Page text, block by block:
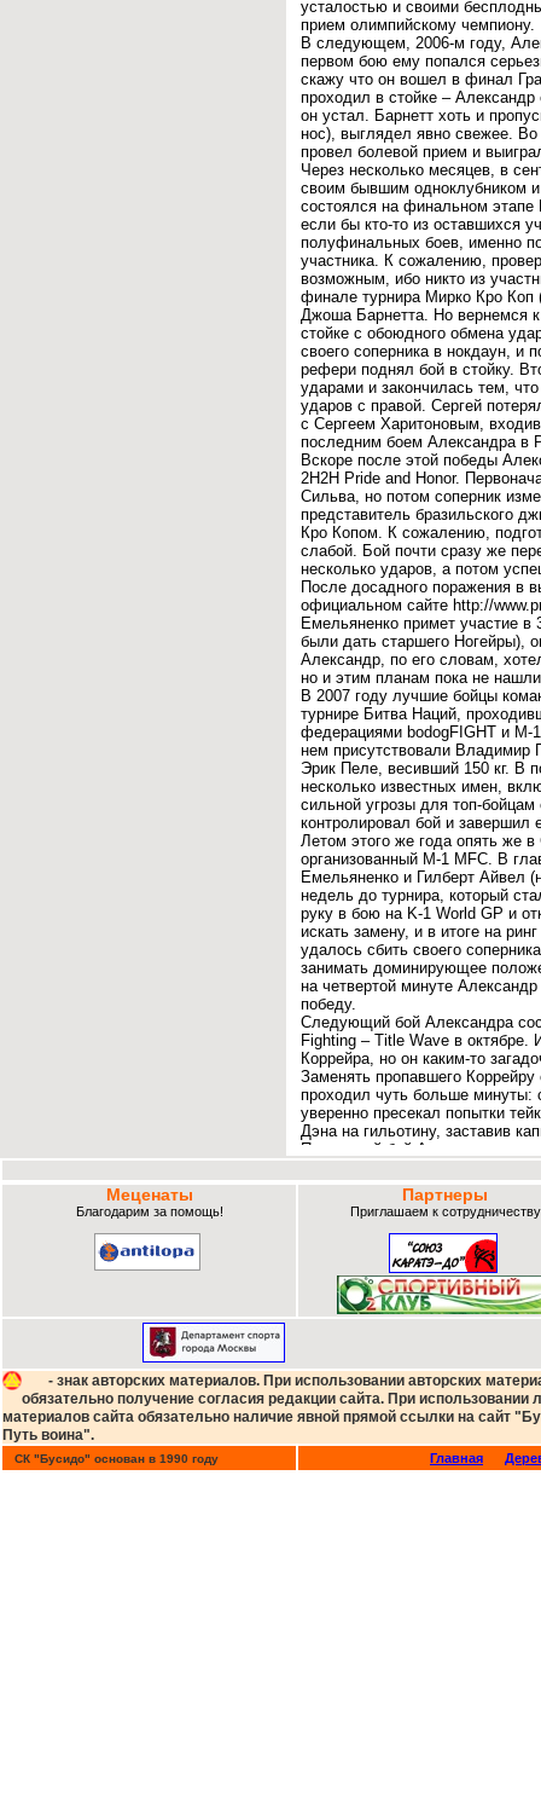
усталостью и своими
прием олимпийскому чемпиону.
В следующем, 2006-м году,
первом бою ему попался
скажу что он вошел в финал
проходил в стойке –
он устал. Барнетт хоть и
нос), выглядел явно свежее.
провел болевой прием и
Через несколько месяцев, в
своим бывшим одноклубником
состоялся на финальном
если бы кто-то из оставшихся
полуфинальных боев, именно
участника. К сожалению,
возможным, ибо никто из
финале турнира Мирко Кро Коп
Джоша Барнетта. Но вернемся
стойке с обоюдного обмена
своего соперника в нокдаун, и
рефери поднял бой в стойку.
ударами и закончилась тем,
ударов с правой. Сергей
с Сергеем Харитоновым,
последним боем Александра в
Вскоре после этой победы
2H2H Pride and Honor.
Сильва, но потом соперник
представитель бразильского
Кро Копом. К сожалению,
слабой. Бой почти сразу же
несколько ударов, а потом
После досадного поражения в
официальном сайте http://
Емельяненко примет участие
были дать старшего Ногейры),
Александр, по его словам,
но и этим планам пока не
В 2007 году лучшие бойцы
турнире Битва Наций,
федерациями bodogFIGHT и
нем присутствовали Владимир
Эрик Пеле, весивший 150 кг. В
несколько известных имен,
сильной угрозы для топ-
контролировал бой и завершил
Летом этого же года опять же
организованный M-1 MFC. В
Емельяненко и Гилберт Айвел
недель до турнира, который
руку в бою на K-1 World GP и
искать замену, и в итоге на
удалось сбить своего
занимать доминирующее
на четвертой минуте
победу.
Следующий бой Александра
Fighting – Title Wave в октябре.
Коррейра, но он каким-то
Заменять пропавшего
проходил чуть больше минуты:
уверенно пресекал попытки
Дэна на гильотину, заставив
Последний бой Александра на
российского бойца, и имена
напротяжении нескольких
Емельяненко, стал бразилец
известен будущий оппонент
реальной угрозы Россиянину.
чёткой стратегии, не зная,
состоялся в Ледовом Дворце.
переходит в наступление,
На данный момент Александр
организации HCF в мае. Вскоре
Рекорд в ММА
На апрель 2008-го года
побед и 3 поражения, из
Меценаты
Благодарим за помощь!
Партнеры
Приглашаем к
- знак авторских материалов. При использовании авторских
обязательно получение согласия редакции сайта. При использовании
материалов сайта обязательно наличие явной прямой ссылки на сайт
Путь воина".
СК "Бусидо" основан в 1990 году Главная